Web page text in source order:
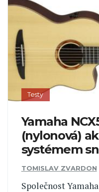
Testy
Yamaha
(nylonová)
systémem
TOMISLAV ZVARDON
Společnost